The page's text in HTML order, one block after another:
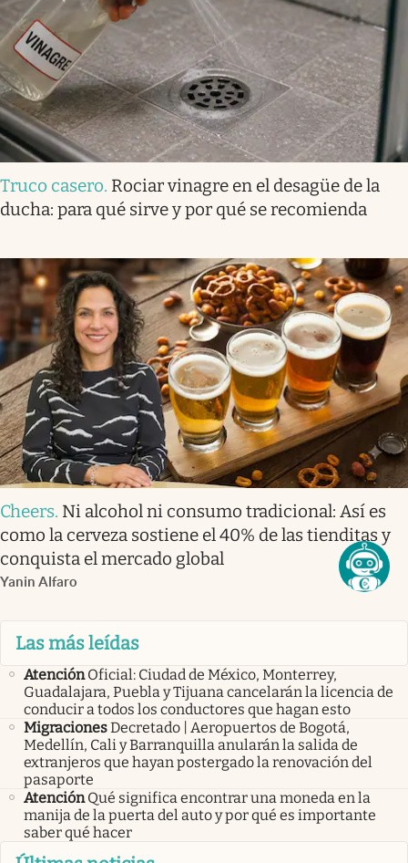
Truco casero. Rociar vinagre en el desagüe de la
ducha: para qué sirve y por qué se recomienda
Cheers. Ni alcohol ni consumo tradicional: Así es
como la cerveza sostiene el 40% de las tienditas y
conquista el mercado global
Yanin Alfaro
Las más leídas
Atención Oficial: Ciudad de México, Monterrey,
Guadalajara, Puebla y Tijuana cancelarán la licencia de
conducir a todos los conductores que hagan esto
MigracionesDecretado | Aeropuertos de Bogotá,
Medellín, Cali y Barranquilla anularán la salida de
extranjeros que hayan postergado la renovación del
pasaporte
Atención Qué significa encontrar una moneda en la
manija de la puerta del auto y por qué es importante
saber qué hacer